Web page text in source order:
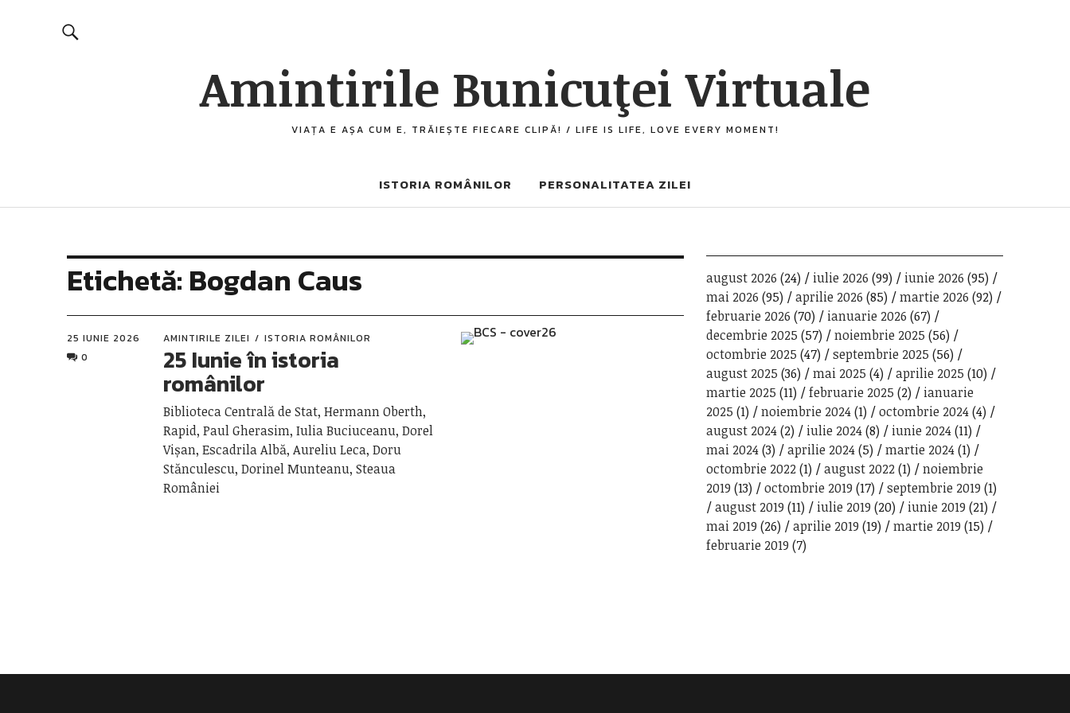
Amintirile Bunicuţei Virtuale
VIAȚA E AȘA CUM E, TRĂIEȘTE FIECARE CLIPĂ! / LIFE IS LIFE, LOVE EVERY MOMENT!
ISTORIA ROMÂNILOR PERSONALITATEA ZILEI
Etichetă: Bogdan Caus
25 IUNIE 2026
0
AMINTIRILE ZILEI ISTORIA ROMÂNILOR
25 Iunie în istoria
românilor
Biblioteca Centrală de Stat, Hermann Oberth,
Rapid, Paul Gherasim, Iulia Buciuceanu, Dorel
Vișan, Escadrila Albă, Aureliu Leca, Doru
Stănculescu, Dorinel Munteanu, Steaua
României
august 2026 (24) iulie 2026 (99) iunie 2026 (95)
mai 2026 (95) aprilie 2026 (85) martie 2026 (92)
februarie 2026 (70) ianuarie 2026 (67)
decembrie 2025 (57) noiembrie 2025 (56)
octombrie 2025 (47) septembrie 2025 (56)
august 2025 (36) mai 2025 (4) aprilie 2025 (10)
martie 2025 (11) februarie 2025 (2)
ianuarie
2025 (1) noiembrie 2024(1) octombrie 2024(4)
august 2024(2) iulie 2024(8) iunie 2024(11)
mai 2024(3) aprilie 2024(5) martie 2024(1)
octombrie 2022(1) august 2022(1)
noiembrie
2019 (13) octombrie 2019 (17) septembrie 2019 (1)
august 2019 (11) iulie 2019 (20) iunie 2019 (21)
mai 2019 (26) aprilie 2019 (19) martie 2019 (15)
februarie 2019 (7)